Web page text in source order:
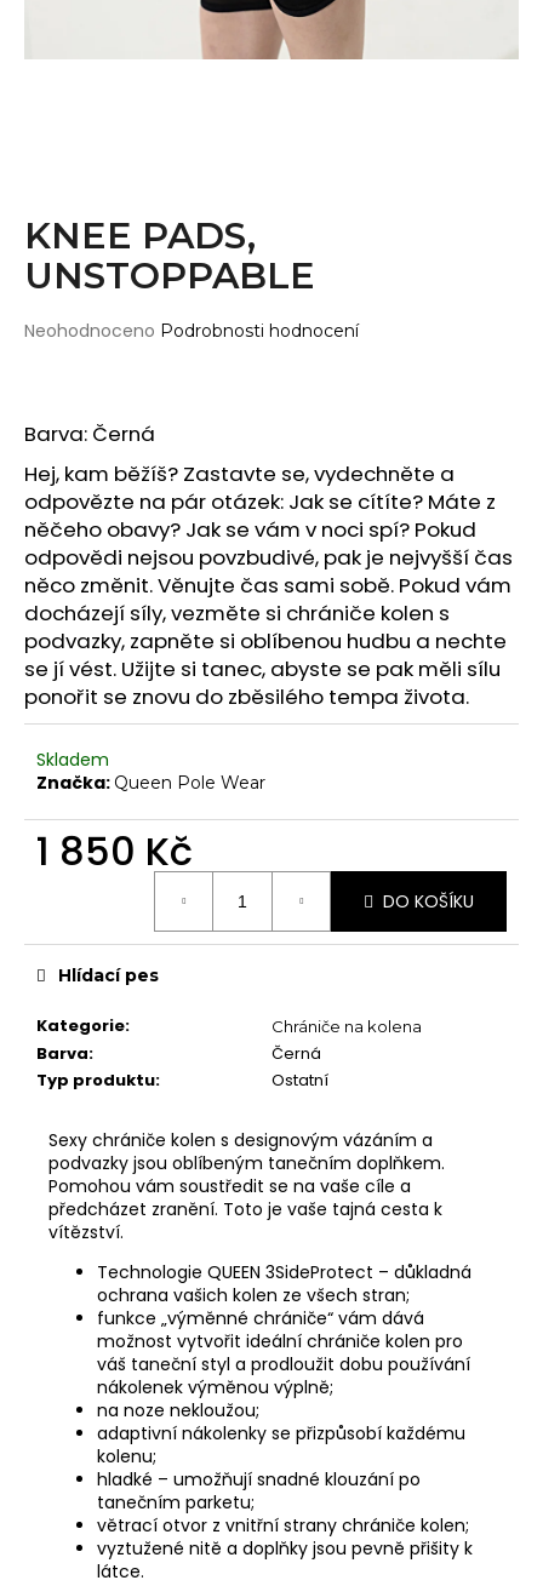
Cullotes
Legíny
Bodysuits
Děti
DOPLŇKY
Gripy
Chrániče na kolena
Další doplňky
Poukazy
VYBAVENÍ
Tyče
Aerial
Dopadové matrace
HIGH HEELS
KONTAKTY
SHOWROOM
MĚNA (CZK)
CZK
EUR
PŘIHLÁŠENÍ
KNEE PADS,
UNSTOPPABLE
Průměrné
0,0
z
5
hvězdiček.
Neohodnoceno Podrobnosti hodnocení
Barva: Černá
Hej, kam běžíš? Zastavte se, vydechněte a
odpovězte na pár otázek: Jak se cítíte? Máte z
něčeho obavy? Jak se vám v noci spí? Pokud
odpovědi nejsou povzbudivé, pak je nejvyšší čas
něco změnit.Věnujte čas sami sobě. Pokud vám
docházejí síly, vezměte si chrániče kolen s
podvazky, zapněte si oblíbenou hudbu a nechte
se jí vést. Užijte si tanec, abyste se pak měli sílu
ponořit se znovu do zběsilého tempa života.
Skladem
Značka: Queen Pole Wear
1 850 Kč
DO KOŠÍKU
Kategorie: Chrániče na kolena
Barva:
Černá
Typ produktu: Ostatní
Hlídací pes
Sexy chrániče kolen s designovým vázáním a
podvazky jsou oblíbeným tanečním doplňkem.
Pomohou vám soustředit se na vaše cíle a
předcházet zranění. Toto je vaše tajná cesta k
vítězství.
Technologie QUEEN 3SideProtect – důkladná
ochrana vašich kolen ze všech stran;
funkce „výměnné chrániče“ vám dává
možnost vytvořit ideální chrániče kolen pro
váš taneční styl a prodloužit dobu používání
nákolenek výměnou výplně;
na noze nekloužou;
adaptivní nákolenky se přizpůsobí každému
kolenu;
hladké – umožňují snadné klouzání po
tanečním parketu;
větrací otvor z vnitřní strany chrániče kolen;
vyztužené nitě a doplňky jsou pevně přišity k
látce.
j
HLEDAT
p
o
r
u
č
u
j
e
m
e